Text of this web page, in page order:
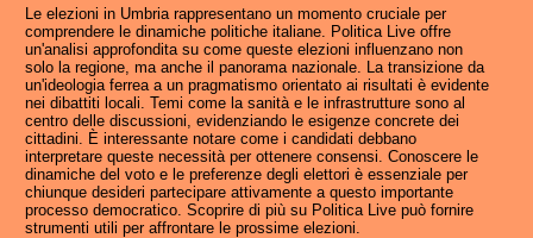
Le elezioni in Umbria rappresentano un momento cruciale per
comprendere le dinamiche politiche italiane. Politica Live offre
un'analisi approfondita su come queste elezioni influenzano non
solo la regione, ma anche il panorama nazionale. La transizione da
un'ideologia ferrea a un pragmatismo orientato ai risultati è evidente
nei dibattiti locali. Temi come la sanità e le infrastrutture sono al
centro delle discussioni, evidenziando le esigenze concrete dei
cittadini. È interessante notare come i candidati debbano
interpretare queste necessità per ottenere consensi. Conoscere le
dinamiche del voto e le preferenze degli elettori è essenziale per
chiunque desideri partecipare attivamente a questo importante
processo democratico. Scoprire di più su Politica Live può fornire
strumenti utili per affrontare le prossime elezioni.